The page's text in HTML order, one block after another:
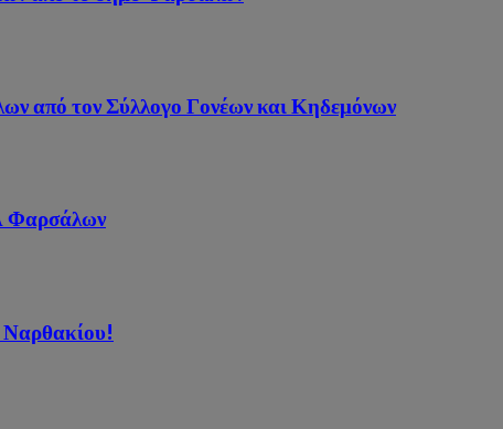
από τον Σύλλογο Γονέων και Κηδεμόνων
Φαρσάλων